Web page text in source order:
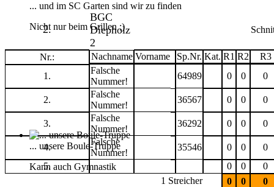
... und im SC Garten sind wir zu finden
Nicht nur beim Grillen ;)
... unsere Boule-Truppe
Kann auch Gymnastik
2.
BGC
Diepholz
2
Nr.: Nachname Vorname Sp.Nr. Kat. R1 R2
R3
1.
Falsche
Nummer!
64989 0 0 0
2.
Falsche
Nummer!
36567 0 0 0
3.
Falsche
Nummer!
36292 0 0 0
4.
Falsche
Nummer!
35546 0 0
0
5.
0 0
0
1 Streicher
0 0 0